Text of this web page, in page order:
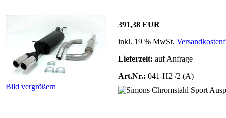
Bild vergrößern
391,38 EUR
inkl. 19 % MwSt.
Lieferzeit: auf Anfrage
Art.Nr.: 041-H2 /2 (A)